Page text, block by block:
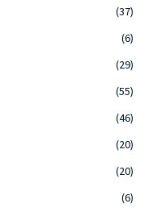
(37)
(6)
(29)
(55)
(46)
(20)
(20)
(6)